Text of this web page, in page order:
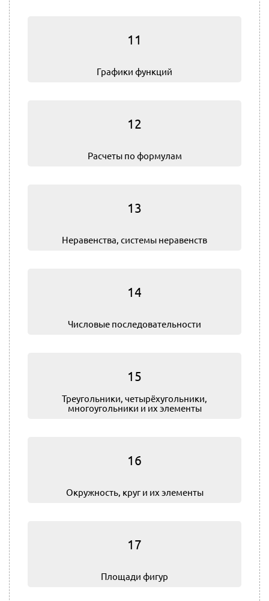
11
Графики функций
12
Расчеты по формулам
13
Не­ра­вен­ства, системы неравенств
14
Числовые последовательности
15
Треугольники, четырёхугольники,
многоугольники и их элементы
16
Окружность, круг и их элементы
17
Площади фигур